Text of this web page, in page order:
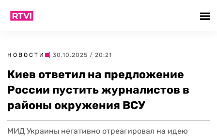
НОВОСТИ | 30.10.2025 / 20:21
Киев ответил на предложение
России пустить журналистов в
районы окружения ВСУ
МИД Украины негативно отреагировал на идею